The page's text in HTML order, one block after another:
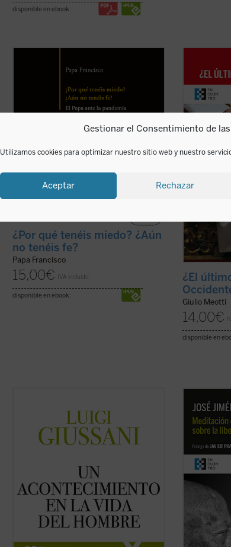
Gestionar el Consentimiento de
Utilizamos cookies para optimizar nuestro sitio web y nuestro
Aceptar Rechazar
disponible en ebook:
medio de una pandemia impredecible
que golpeaba a casi toda la humanidad,
el papa Francisco convocó a la Iglesia, y
en cierto modo al mundo entero, a
(ver ficha)
¿Por qué tenéis miedo? ¿Aún
no tenéis fe?
Papa Francisco
15,00€ IVA incluido
disponible en ebook:
«Joseph
lo
'derrotado'
la
dejado
las ...(ver
¿El
Giulio Meotti
14,00€
disponible en
es el cuarto volumen de la serie dedicada
a las lecciones y diálogos de don Luigi
Giussani durante los Ejercicios
espirituales de la Fraternidad de
(ver ficha)
Sirva la
de Jiménez
homenaje a
D. Javier
nueva
texto este
pequeña ...